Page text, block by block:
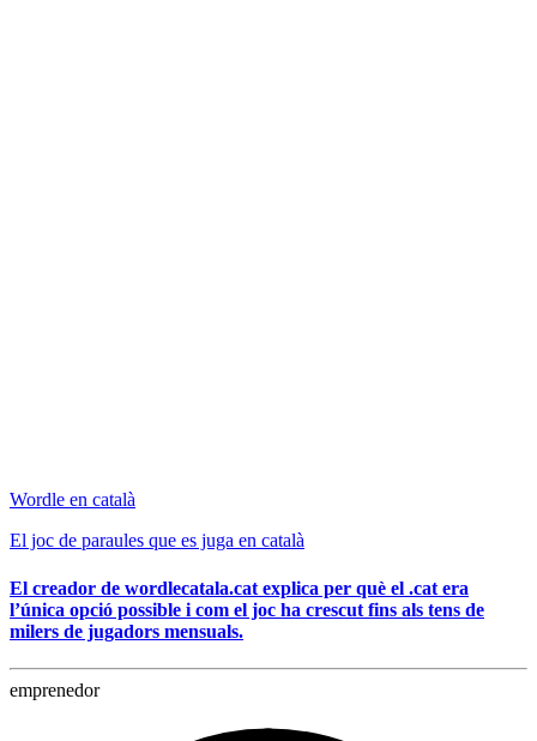
Wordle en català
El joc de paraules que es juga en català
El creador de wordlecatala.cat explica per què el .cat era
l’única opció possible i com el joc ha crescut fins als tens de
milers de jugadors mensuals.
emprenedor